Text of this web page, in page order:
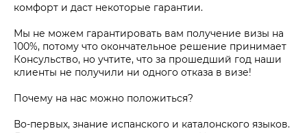
комфорт и даст некоторые гарантии.
Мы не можем гарантировать вам получение визы на
100%, потому что окончательное решение принимает
Консульство, но учтите, что за прошедший год наши
клиенты не получили ни одного отказа в визе!
Почему на нас можно положиться?
Во-первых, знание испанского и каталонского языков.